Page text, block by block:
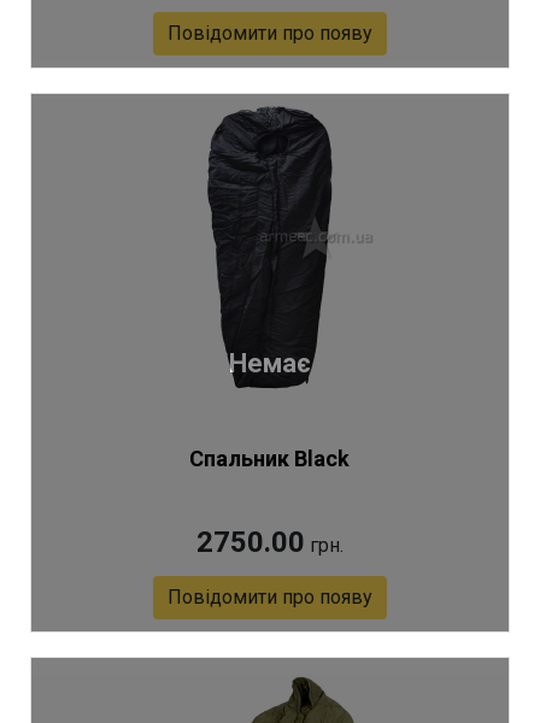
Повідомити про появу
Немає
Спальник Black
2750.00 грн.
Повідомити про появу